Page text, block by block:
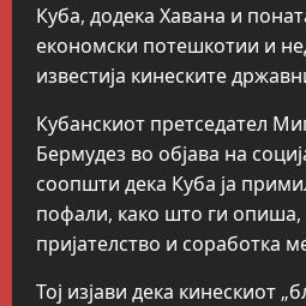
Куба, додека Хавана и
економски потешкотии и
известија кинеските
Кубанскиот претседател
Бермудез во објава на
соопшти дека Куба ја
пофали, како што ги опиша,
пријателство и соработка
Тој изјави дека кинескиот